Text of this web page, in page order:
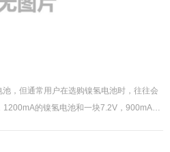
，但通常用户在选购镍氢电池时，往往会
的镍氢电池和一块7.2V，900mA的